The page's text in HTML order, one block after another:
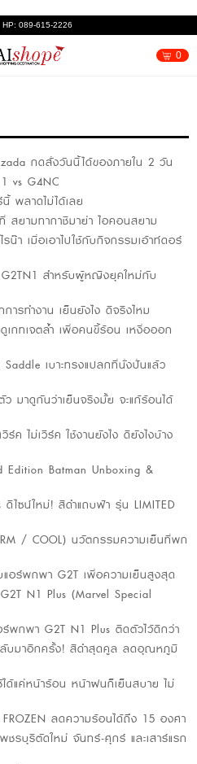
089-615-2226
0
กดสั่งวันนี้ได้ของภายใน 2 วัน
vs G4NC
พลาดไม่ได้เลย
ยามทากาชิมาย่า ไอคอนสยาม
า เมื่อเอาไปใช้กับกิจกรรมเอ้าท์ดอร์
สำหรับผู้หญิงยุคใหม่กับ
รทำงาน เย็นยังไง ดีจริงไหม
เกทเจตล้ำ เพื่อคนขี้ร้อน เหงื่อออก
เบาะทรงแปลกที่นั่งปั่นแล้ว
มาดูกันว่าเย็นจริงมั้ย จะแก้ร้อนได้
ค ไม่เวิร์ค ใช้งานยังไง ดียังไงบ้าง
Edition Batman Unboxing &
ไซน์ใหม่! สีดำแถบฟ้า รุ่น LIMITED
/ COOL) นวัตกรรมความเย็นที่พก
อร์พกพา G2T เพื่อความเย็นสูงสุด
N1 Plus (Marvel Special
พกพา G2T N1 Plus ติดตัวไว้ดีกว่า
ลับมาอีกครั้ง! สีดำสุดคูล ลดอุณหภูมิ
ด้แค่หน้าร้อน หน้าฝนก็เย็นสบาย ไม่
ลดความร้อนได้ถึง 15 องศา
รบุรีตัดใหม่ จันทร์-ศุกร์ และเสาร์แรก